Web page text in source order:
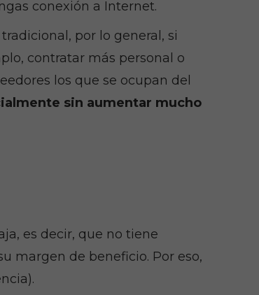
conexión a Internet.
por lo general, si
contratar más personal o
los que se ocupan del
sin aumentar mucho
es decir, que no tiene
margen de beneficio. Por eso,